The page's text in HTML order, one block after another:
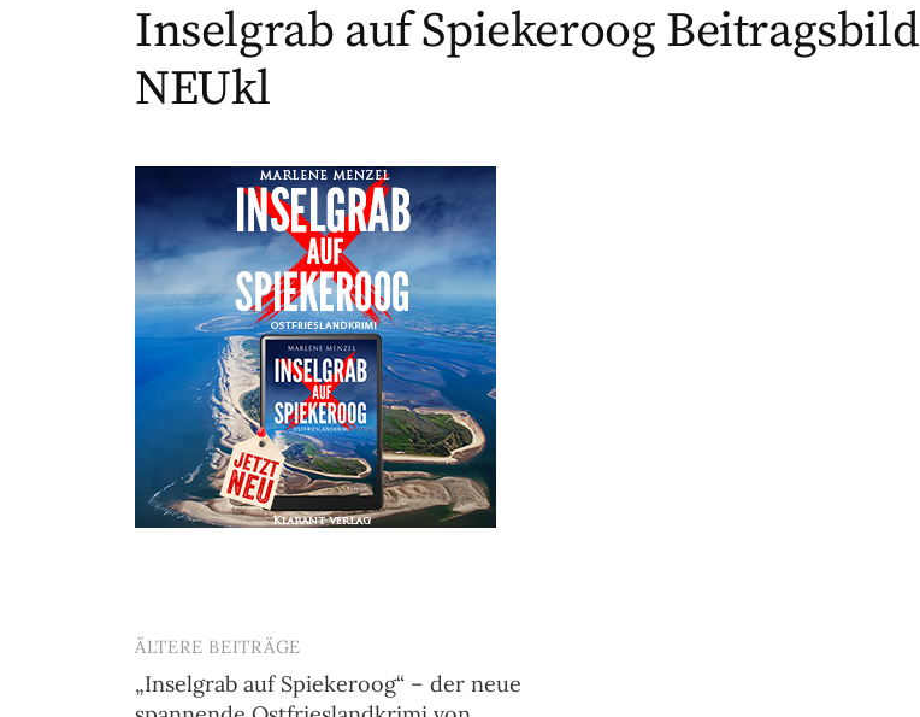
Inselgrab auf Spiekeroog Beitragsbild
NEUkl
Beitragsnavigation
ÄLTERE BEITRÄGE
„Inselgrab auf Spiekeroog“ – der neue